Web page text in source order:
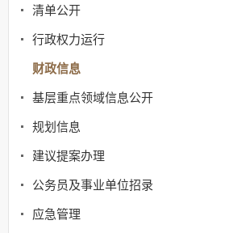
清单公开
行政权力运行
财政信息
基层重点领域信息公开
规划信息
建议提案办理
公务员及事业单位招录
应急管理